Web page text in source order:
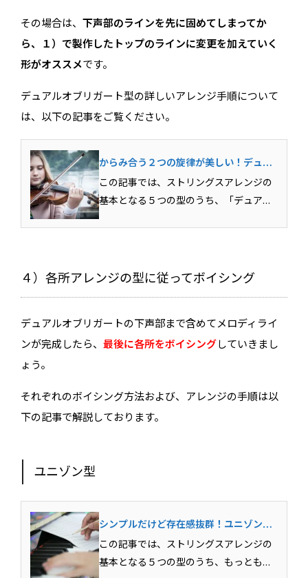
その場合は、下声部のラインを先に固めてしまってか
ら、１）で製作したトップのラインに変更を加えていく
形がオススメです。
デュアルオブリガート型の詳しいアレンジ手順について
は、以下の記事をご覧ください。
からみ合う２つの旋律が美しい！デュア
ルオブリガート型ストリングスアレンジ
を解説！
この記事では、ストリングスアレンジの
基本となる５つの型のうち、「デュアル
ていますので、ストリングスアレンジだ
４）各所アレンジの型に従ってボイシング
デュアルオブリガートの下声部まで含めてメロディライ
ンが完成したら、最後に各所をボイシングしていきまし
ょう。
それぞれのボイシング方法および、アレンジの手順は以
下の記事で解説しております。
ユニゾン型
シンプルだけど存在感抜群！ユニゾン型
ストリングスアレンジのテクニックを解
説
この記事では、ストリングスアレンジの
基本となる５つの型のうち、もっともシ